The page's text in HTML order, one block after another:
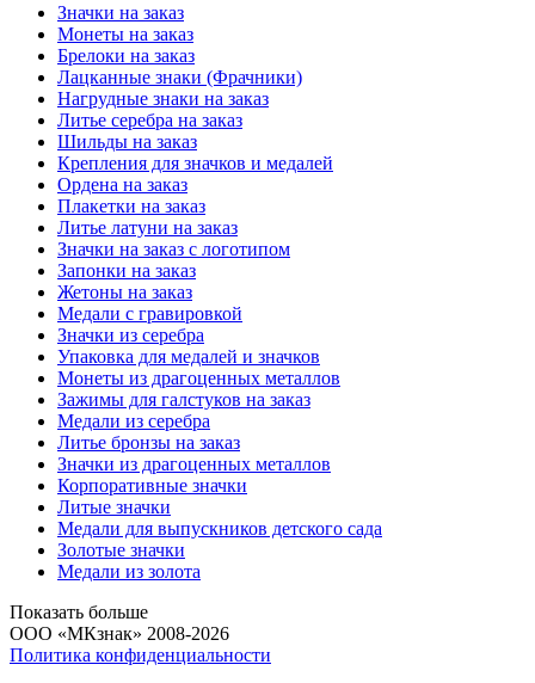
Значки на заказ
Монеты на заказ
Брелоки на заказ
Лацканные знаки (Фрачники)
Нагрудные знаки на заказ
Литье серебра на заказ
Шильды на заказ
Крепления для значков и медалей
Ордена на заказ
Плакетки на заказ
Литье латуни на заказ
Значки на заказ с логотипом
Запонки на заказ
Жетоны на заказ
Медали с гравировкой
Значки из серебра
Упаковка для медалей и значков
Монеты из драгоценных металлов
Зажимы для галстуков на заказ
Медали из серебра
Литье бронзы на заказ
Значки из драгоценных металлов
Корпоративные значки
Литые значки
Медали для выпускников детского сада
Золотые значки
Медали из золота
Показать больше
ООО «МКзнак» 2008-2026
Политика конфиденциальности